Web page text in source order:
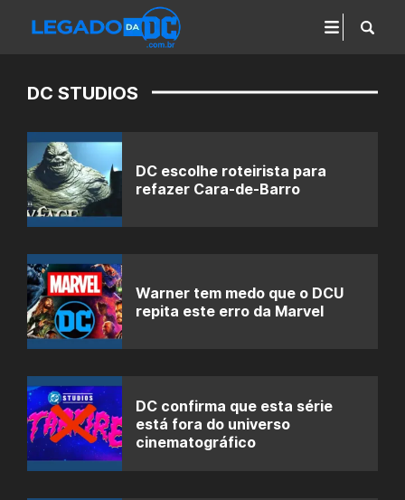
DC STUDIOS
DC escolhe roteirista para
refazer Cara-de-Barro
Warner tem medo que o DCU
repita este erro da Marvel
DC confirma que esta série
está fora do universo
cinematográfico